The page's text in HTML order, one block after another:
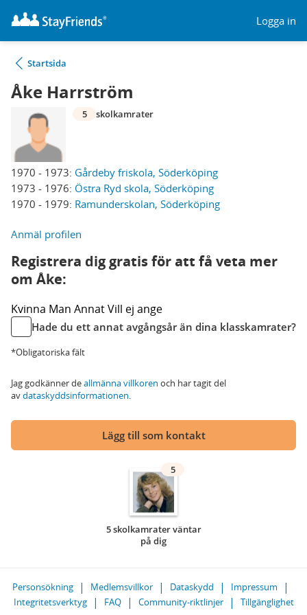
Logga in
Startsida
Åke Harrström
1970 - 1973: Gårdeby friskola, Söderköping
1973 - 1976: Östra Ryd skola, Söderköping
1970 - 1979: Ramunderskolan, Söderköping
5 skolkamrater
Anmäl profilen
Registrera dig gratis för att få veta mer
om Åke:
Kvinna Man AnnatVill ej ange
Hade du ett annat avgångsår än dina klasskamrater?
*Obligatoriska fält
Jag godkänner deallmänna villkoren och har tagit del
avdataskyddsinformationen.
Lägg till som kontakt
5
5 skolkamrater väntar
på dig
Personsökning Medlemsvillkor Dataskydd
Impressum
Integritetsverktyg
FAQ Community-riktlinjer Tillgänglighet